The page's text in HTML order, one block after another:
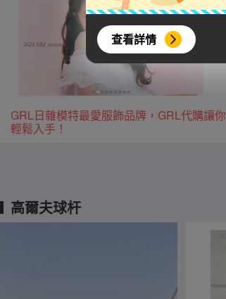
查看詳情
GRL日雜模特最愛服飾品牌，GRL代購讓你
輕鬆入手！
高爾夫球杆